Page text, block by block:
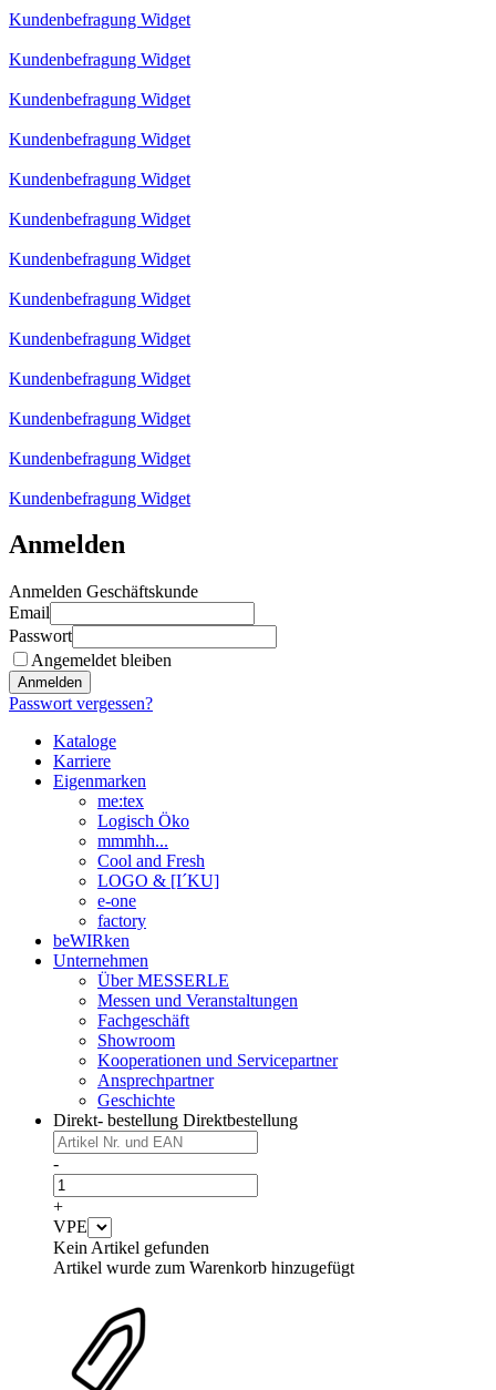
Kundenbefragung Widget
Kundenbefragung Widget
Kundenbefragung Widget
Kundenbefragung Widget
Kundenbefragung Widget
Kundenbefragung Widget
Kundenbefragung Widget
Kundenbefragung Widget
Kundenbefragung Widget
Kundenbefragung Widget
Kundenbefragung Widget
Kundenbefragung Widget
Kundenbefragung Widget
Anmelden
Anmelden Geschäftskunde
Email
Passwort
Angemeldet bleiben
Anmelden
Passwort vergessen?
Kataloge
Karriere
Eigenmarken
me:tex
Logisch Öko
mmmhh...
Cool and Fresh
LOGO & [I´KU]
e-one
factory
beWIRken
Unternehmen
Über MESSERLE
Messen und Veranstaltungen
Fachgeschäft
Showroom
Kooperationen und Servicepartner
Ansprechpartner
Geschichte
Direkt- bestellung Direktbestellung
-
+
VPE
Kein Artikel gefunden
Artikel wurde zum Warenkorb hinzugefügt